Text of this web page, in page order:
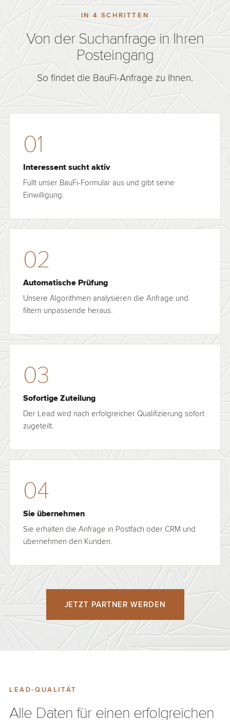
IN 4 SCHRITTEN
Von der Suchanfrage in Ihren
Posteingang
So findet die BauFi-Anfrage zu Ihnen.
01
Interessent sucht aktiv
Füllt unser BauFi-Formular aus und gibt seine
Einwilligung.
02
Automatische Prüfung
Unsere Algorithmen analysieren die Anfrage und
filtern unpassende heraus.
03
Sofortige Zuteilung
Der Lead wird nach erfolgreicher Qualifizierung sofort
zugeteilt.
04
Sie übernehmen
Sie erhalten die Anfrage in Postfach oder CRM und
übernehmen den Kunden.
JETZT PARTNER WERDEN
LEAD-QUALITÄT
Alle Daten für einen erfolgreichen